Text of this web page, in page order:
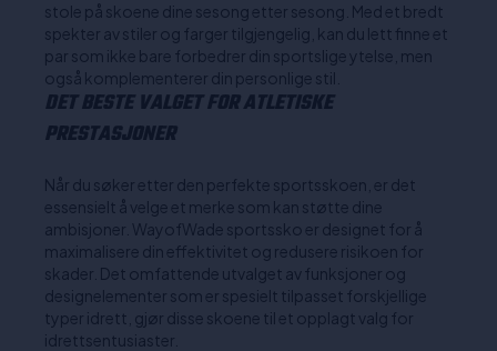
stole på skoene dine sesong etter sesong. Med et bredt
spekter av stiler og farger tilgjengelig, kan du lett finne et
par som ikke bare forbedrer din sportslige ytelse, men
også komplementerer din personlige stil.
DET BESTE VALGET FOR ATLETISKE
PRESTASJONER
Når du søker etter den perfekte sportsskoen, er det
essensielt å velge et merke som kan støtte dine
ambisjoner. WayofWade sportssko er designet for å
maximalisere din effektivitet og redusere risikoen for
skader. Det omfattende utvalget av funksjoner og
designelementer som er spesielt tilpasset forskjellige
typer idrett, gjør disse skoene til et opplagt valg for
idrettsentusiaster.